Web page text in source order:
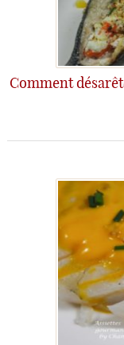
Comment